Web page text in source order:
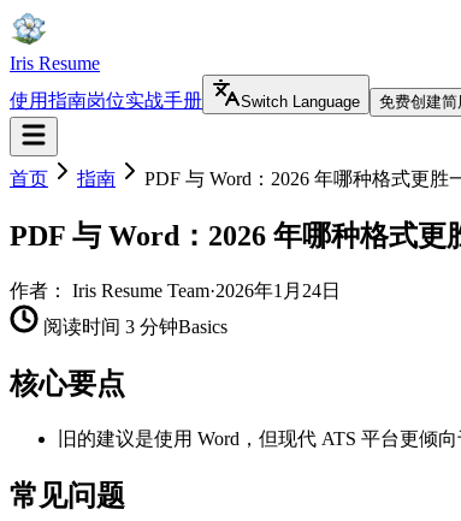
Iris Resume
使用指南岗位实战手册 Switch Language 免费创建简
首页 指南 PDF 与 Word：2026 年哪种格式更胜
PDF 与 Word：2026 年哪种格式更
作者： Iris Resume Team·2026年1月24日
阅读时间 3 分钟Basics
核心要点
旧的建议是使用 Word，但现代 ATS 平台更倾
常见问题